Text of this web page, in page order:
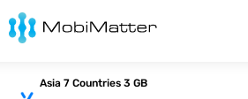
Asia 7 Countries 3 GB